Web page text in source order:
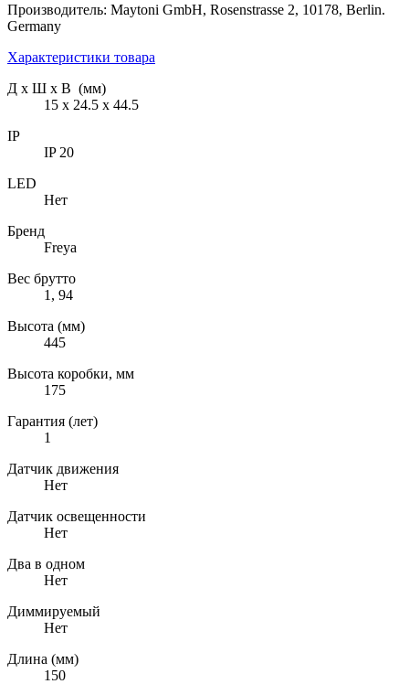
Производитель: Maytoni GmbH, Rosenstrasse 2, 10178, Berlin.
Germany
Характеристики товара
Д х Ш х В (мм)
15 х 24.5 х 44.5
IP
IP 20
LED
Нет
Бренд
Freya
Вес брутто
1, 94
Высота (мм)
445
Высота коробки, мм
175
Гарантия (лет)
1
Датчик движения
Нет
Датчик освещенности
Нет
Два в одном
Нет
Диммируемый
Нет
Длина (мм)
150